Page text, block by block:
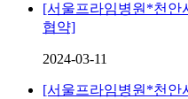
[서울프라임병원*천안
협약]
2024-03-11
[서울프라임병원*천안